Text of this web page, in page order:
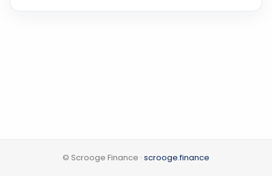
© Scrooge Finance · scrooge.finance